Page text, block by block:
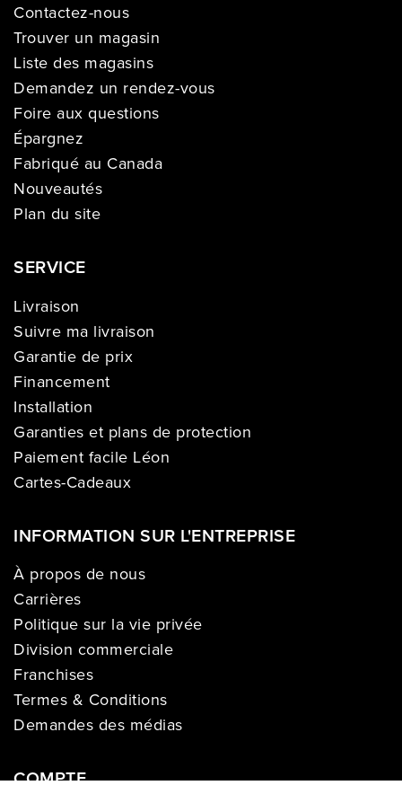
Contactez-nous
Trouver un magasin
Liste des magasins
Demandez un rendez-vous
Foire aux questions
Épargnez
Fabriqué au Canada
Nouveautés
Plan du site
SERVICE
Livraison
Suivre ma livraison
Garantie de prix
Financement
Installation
Garanties et plans de protection
Paiement facile Léon
Cartes-Cadeaux
INFORMATION SUR L'ENTREPRISE
À propos de nous
Carrières
Politique sur la vie privée
Division commerciale
Franchises
Termes & Conditions
Demandes des médias
COMPTE